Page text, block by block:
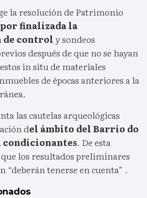
la resolución de Patrimonio
finalizada la
controly sondeos
después de que no se hayan
in situ de materiales
de épocas anteriores a la
las cautelas arqueológicas
del ámbito del Barrio do
condicionantes. De esta
los resultados preliminares
“deberán tenerse en cuenta” .